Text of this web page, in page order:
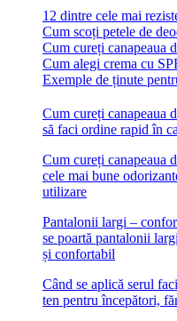
12 dintre cele mai
Cum scoți petele de
Cum cureți canapeaua
Cum alegi crema cu
Exemple de ținute
Cum cureți canapeaua
să faci ordine rapid în
Cum cureți canapeaua
cele mai bune
utilizare
Pantalonii largi –
se poartă pantalonii
și confortabil
Când se aplică serul
ten pentru începători,